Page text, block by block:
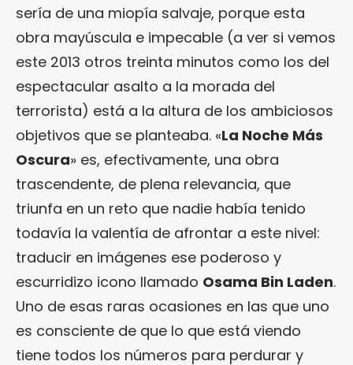
sería de una miopía salvaje, porque esta
obra mayúscula e impecable (a ver si vemos
este 2013 otros treinta minutos como los del
espectacular asalto a la morada del
terrorista) está a la altura de los ambiciosos
objetivos que se planteaba. «La Noche Más
Oscura» es, efectivamente, una obra
trascendente, de plena relevancia, que
triunfa en un reto que nadie había tenido
todavía la valentía de afrontar a este nivel:
traducir en imágenes ese poderoso y
escurridizo icono llamado Osama Bin Laden.
Uno de esas raras ocasiones en las que uno
es consciente de que lo que está viendo
tiene todos los números para perdurar y